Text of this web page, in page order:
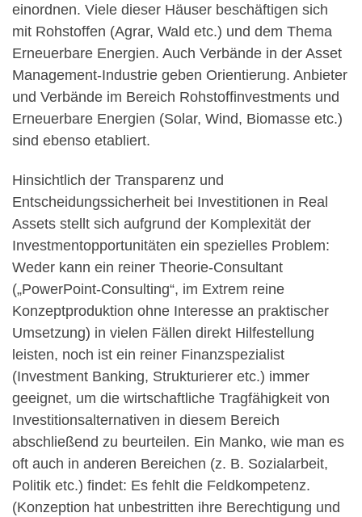
einordnen. Viele dieser Häuser beschäftigen sich
mit Rohstoffen (Agrar, Wald etc.) und dem Thema
Erneuerbare Energien. Auch Verbände in der Asset
Management-Industrie geben Orientierung. Anbieter
und Verbände im Bereich Rohstoffinvestments und
Erneuerbare Energien (Solar, Wind, Biomasse etc.)
sind ebenso etabliert.
Hinsichtlich der Transparenz und
Entscheidungssicherheit bei Investitionen in Real
Assets stellt sich aufgrund der Komplexität der
Investmentopportunitäten ein spezielles Problem:
Weder kann ein reiner Theorie-Consultant
(„PowerPoint-Consulting“, im Extrem reine
Konzeptproduktion ohne Interesse an praktischer
Umsetzung) in vielen Fällen direkt Hilfestellung
leisten, noch ist ein reiner Finanzspezialist
(Investment Banking, Strukturierer etc.) immer
geeignet, um die wirtschaftliche Tragfähigkeit von
Investitionsalternativen in diesem Bereich
abschließend zu beurteilen. Ein Manko, wie man es
oft auch in anderen Bereichen (z. B. Sozialarbeit,
Politik etc.) findet: Es fehlt die Feldkompetenz.
(Konzeption hat unbestritten ihre Berechtigung und